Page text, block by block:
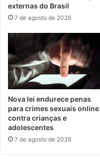
externas do Brasil
7 de agosto de 2026
Nova lei endurece penas
para crimes sexuais online
contra crianças e
adolescentes
7 de agosto de 2026